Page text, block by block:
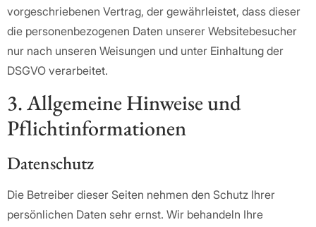
vorgeschriebenen Vertrag, der gewährleistet, dass dieser
die personenbezogenen Daten unserer Websitebesucher
nur nach unseren Weisungen und unter Einhaltung der
DSGVO verarbeitet.
3. Allgemeine Hinweise und
Pflicht­informationen
Datenschutz
Die Betreiber dieser Seiten nehmen den Schutz Ihrer
persönlichen Daten sehr ernst. Wir behandeln Ihre